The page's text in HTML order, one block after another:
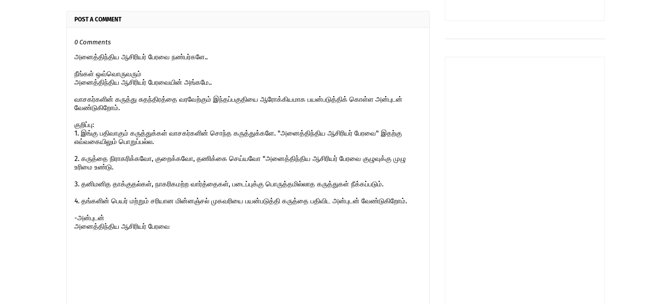
POST A COMMENT
0 Comments
அனைத்திந்திய ஆசிரியர் பேரவை நண்பர்களே..
நீங்கள் ஒவ்வொருவரும்
அனைத்திந்திய ஆசிரியர் பேரவையின் அங்கமே..
வாசகர்களின் கருத்து சுதந்திரத்தை வரவேற்கும் இந்தப்பகுதியை ஆரோக்கியமாக பயன்படுத்திக் கொள்ள அன்புடன்
வேண்டுகிறோம்.
குறிப்பு:
1. இங்கு பதிவாகும் கருத்துக்கள் வாசகர்களின் சொந்த கருத்துக்களே. "அனைத்திந்திய ஆசிரியர் பேரவை" இதற்கு
எவ்வகையிலும் பொறுப்பல்ல.
2. கருத்தை நிராகரிக்கவோ, குறைக்கவோ, தணிக்கை செய்யவோ "அனைத்திந்திய ஆசிரியர் பேரவை குழுவுக்கு முழு
உரிமை உண்டு.
3. தனிமனித தாக்குதல்கள், நாகரிகமற்ற வார்த்தைகள், படைப்புக்கு பொருத்தமில்லாத கருத்துகள் நீக்கப்படும்.
4. தங்களின் பெயர் மற்றும் சரியான மின்னஞ்சல் முகவரியை பயன்படுத்தி கருத்தை பதிவிட அன்புடன் வேண்டுகிறோம்.
-அன்புடன்
அனைத்திந்திய ஆசிரியர் பேரவை